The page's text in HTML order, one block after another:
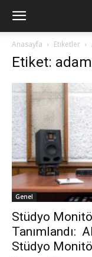
Anasayfa Etiketler
Etiket:
Genel
Stüdyo
Tanımlandı:
Stüdyo